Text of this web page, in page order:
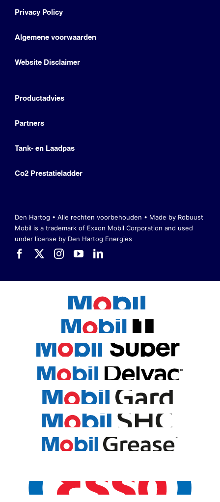
Privacy Policy
Algemene voorwaarden
Website Disclaimer
Productadvies
Partners
Tank- en Laadpas
Co2 Prestatieladder
Den Hartog • Alle rechten voorbehouden • Made by Robuust
Mobil is a trademark of Exxon Mobil Corporation and used
under license by Den Hartog Energies